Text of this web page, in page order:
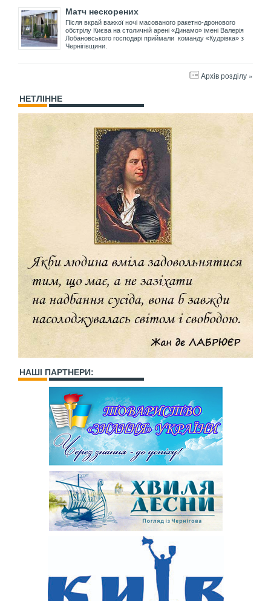
Матч нескорених
Після вкрай важкої ночі масованого ракетно-дронового
обстрілу Києва на столичній арені «Динамо» імені Валерія
Лобановського господарі приймали команду «Кудрівка» з
Чернігівщини.
Архів розділу »
НЕТЛІННЕ
НАШІ ПАРТНЕРИ: